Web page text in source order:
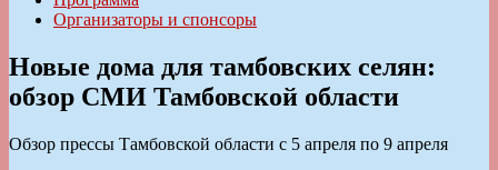
Организаторы и спонсоры
Новые дома для тамбовских селян:
обзор СМИ Тамбовской области
Обзор прессы Тамбовской области с 5 апреля по 9 апреля